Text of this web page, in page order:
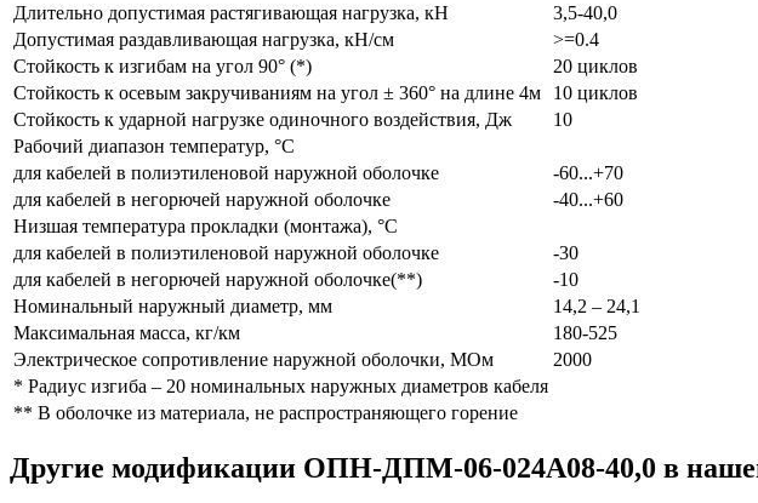
Длительно допустимая растягивающая нагрузка, кН
3,5-40,0
Допустимая раздавливающая нагрузка, кН/см
>=0.4
Стойкость к изгибам на угол 90° (*)
20 циклов
Стойкость к осевым закручиваниям на угол ± 360° на длине 4м
10 циклов
Стойкость к ударной нагрузке одиночного воздействия, Дж
10
Рабочий диапазон температур, °С
для кабелей в полиэтиленовой наружной оболочке
-60...+70
для кабелей в негорючей наружной оболочке
-40...+60
Низшая температура прокладки (монтажа), °С
для кабелей в полиэтиленовой наружной оболочке
-30
для кабелей в негорючей наружной оболочке(**)
-10
Номинальный наружный диаметр, мм
14,2 – 24,1
Максимальная масса, кг/км
180-525
Электрическое сопротивление наружной оболочки, МОм
2000
* Радиус изгиба – 20 номинальных наружных диаметров кабеля
** В оболочке из материала, не распространяющего горение
Другие модификации ОПН-ДПМ-06-024А08-40,0 в